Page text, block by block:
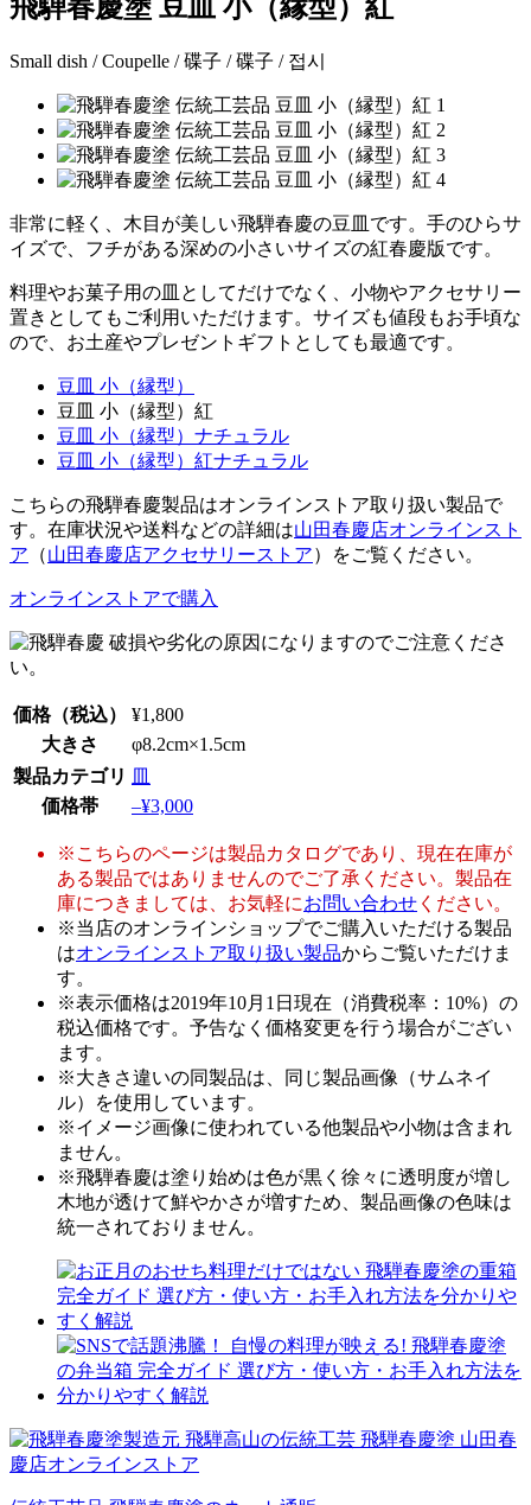
飛騨春慶塗 豆皿 小（縁型）紅
Small dish / Coupelle / 碟子 / 碟子 / 접시
非常に軽く、木目が美しい飛騨春慶の豆皿です。手のひらサ
イズで、フチがある深めの小さいサイズの紅春慶版です。
料理やお菓子用の皿としてだけでなく、小物やアクセサリー
置きとしてもご利用いただけます。サイズも値段もお手頃な
ので、お土産やプレゼントギフトとしても最適です。
豆皿 小（縁型）
豆皿 小（縁型）紅
豆皿 小（縁型）ナチュラル
豆皿 小（縁型）紅ナチュラル
こちらの飛騨春慶製品はオンラインストア取り扱い製品で
す。在庫状況や送料などの詳細は山田春慶店オンラインスト
ア （山田春慶店アクセサリーストア）をご覧ください。
オンラインストアで購入
価格（税込）
¥1,800
大きさ
φ8.2cm×1.5cm
製品カテゴリ 皿
価格帯
–¥3,000
※こちらのページは製品カタログであり、現在在庫が
ある製品ではありませんのでご了承ください。製品在
庫につきましては、お気軽にお問い合わせ ください。
※当店のオンラインショップでご購入いただける製品
はオンラインストア取り扱い製品からご覧いただけま
す。
※表示価格は2019年10月1日現在（消費税率：10%）の
税込価格です。予告なく価格変更を行う場合がござい
ます。
※大きさ違いの同製品は、同じ製品画像（サムネイ
ル）を使用しています。
※イメージ画像に使われている他製品や小物は含まれ
ません。
※飛騨春慶は塗り始めは色が黒く徐々に透明度が増し
木地が透けて鮮やかさが増すため、製品画像の色味は
統一されておりません。